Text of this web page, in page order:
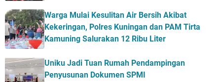
Warga Mulai Kesulitan Air Bersih Akibat
Kekeringan, Polres Kuningan dan PAM Tirta
Kamuning Salurakan 12 Ribu Liter
Uniku Jadi Tuan Rumah Pendampingan
Penyusunan Dokumen SPMI